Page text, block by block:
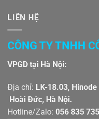
LIÊN HỆ
CÔNG TY TNHH
VPGD tại Hà Nội:
Địa chỉ: LK-18.03,
Hoài Đức, Hà Nội.
Hotline/Zalo: 056 835